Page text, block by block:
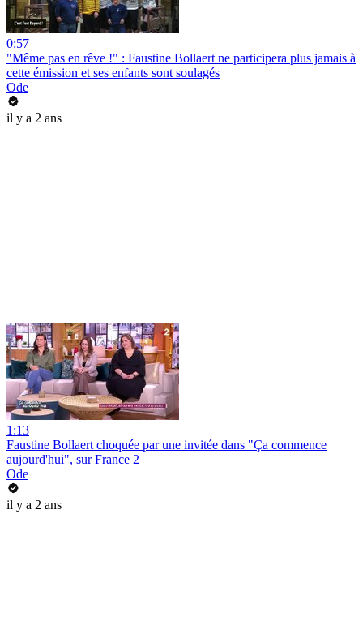
0:57
"Même pas en rêve !" : Faustine Bollaert ne participera plus jamais à
cette émission et ses enfants sont soulagés
Ode
il y a 2 ans
1:13
Faustine Bollaert choquée par une invitée dans "Ça commence
aujourd'hui", sur France 2
Ode
il y a 2 ans